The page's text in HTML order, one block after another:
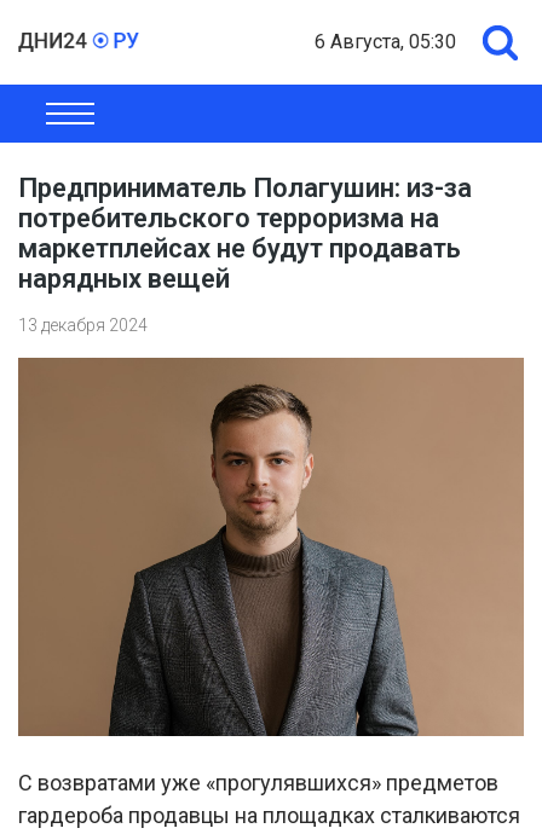
6 Августа, 05:30
ОБЩЕСТВО
Предприниматель Полагушин: из-за
потребительского терроризма на
маркетплейсах не будут продавать
нарядных вещей
13 декабря 2024
С возвратами уже «прогулявшихся» предметов
гардероба продавцы на площадках сталкиваются